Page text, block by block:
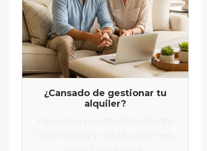
¿Cansado de gestionar tu
alquiler?